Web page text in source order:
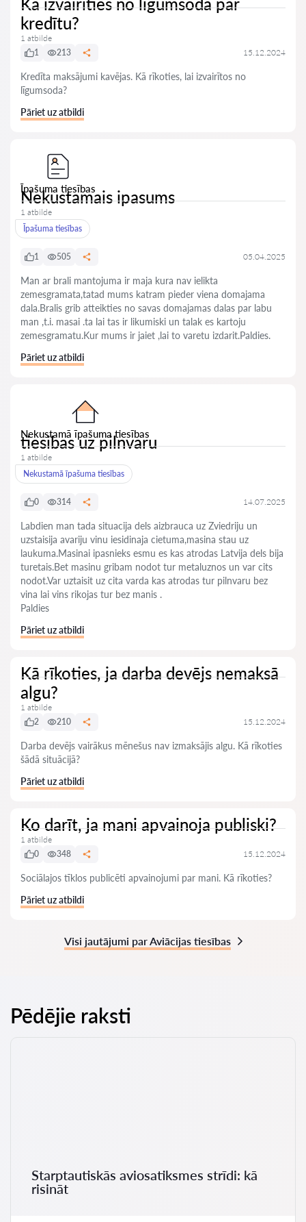
kredītu?
1 atbilde
1
213 15.12.2024
Kredīta maksājumi kavējas. Kā rīkoties, lai izvairītos no
līgumsoda?
Pāriet uz atbildi
Īpašuma tiesības
Nekustamais ipasums
1 atbilde
Īpašuma tiesības
1 505 05.04.2025
Man ar brali mantojuma ir maja kura nav ielikta
zemesgramata,tatad mums katram pieder viena domajama
dala.Bralis grib atteikties no savas domajamas dalas par labu
man ,t.i. masai .ta lai tas ir likumiski un talak es kartoju
zemesgramatu.Kur mums ir jaiet ,lai to varetu izdarit.Paldies.
Pāriet uz atbildi
Nekustamā īpašuma tiesības
tiesibas uz pilnvaru
1 atbilde
Nekustamā īpašuma tiesības
0 314 14.07.2025
Labdien man tada situacija dels aizbrauca uz Zviedriju un
uzstaisija avariju vinu iesidinaja cietuma,masina stau uz
laukuma.Masinai ipasnieks esmu es kas atrodas Latvija dels bija
turetais.Bet masinu gribam nodot tur metaluznos un var cits
nodot.Var uztaisit uz cita varda kas atrodas tur pilnvaru bez
vina lai vins rikojas tur bez manis .
Paldies
Pāriet uz atbildi
Kā rīkoties, ja darba devējs nemaksā
algu?
1 atbilde
2
210 15.12.2024
Darba devējs vairākus mēnešus nav izmaksājis algu. Kā rīkoties
šādā situācijā?
Pāriet uz atbildi
Ko darīt, ja mani apvainoja publiski?
1 atbilde
0
348 15.12.2024
Sociālajos tīklos publicēti apvainojumi par mani. Kā rīkoties?
Pāriet uz atbildi
Visi jautājumi par Aviācijas tiesības
Pēdējie raksti
Starptautiskās aviosatiksmes strīdi: kā
risināt